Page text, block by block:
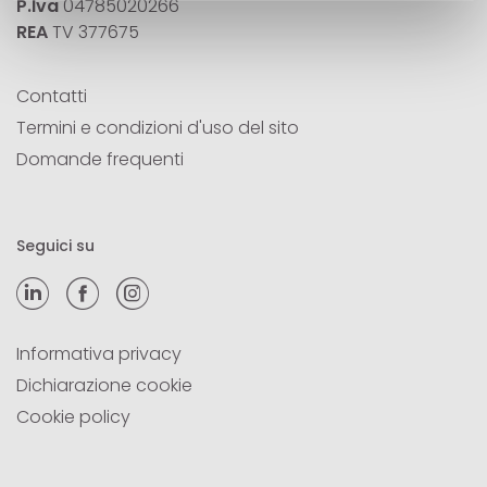
P.Iva04785020266
REATV 377675
Contatti
Termini e condizioni d'uso del sito
Domande frequenti
Seguici su
Informativa privacy
Dichiarazione cookie
Cookie policy